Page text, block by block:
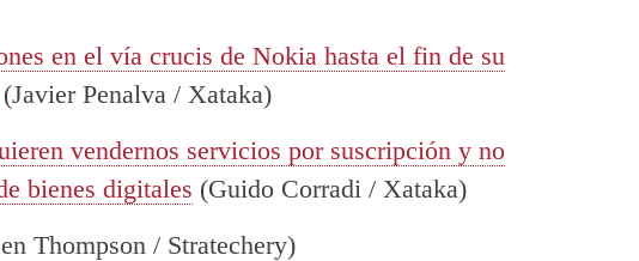
en el vía crucis de Nokia hasta el fin de su
(Javier Penalva / Xataka)
vendernos servicios por suscripción y no
bienes digitales (Guido Corradi / Xataka)
Thompson / Stratechery)